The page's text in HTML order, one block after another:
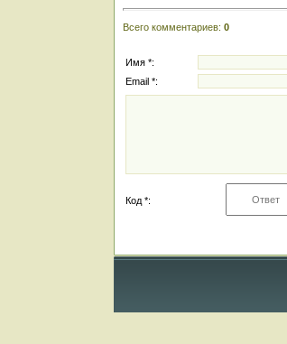
Всего комментариев: 0
Имя *:
Email *:
Код *: